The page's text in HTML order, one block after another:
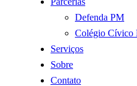
Defenda PM
Colégio Cívico
Serviços
Sobre
Contato